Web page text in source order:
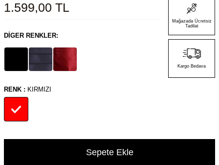
1.599,00 TL
DIGER RENKLER:
Mağazada Ücretsiz
Tadilat
Kargo Bedava
RENK : KIRMIZI
Sepete Ekle